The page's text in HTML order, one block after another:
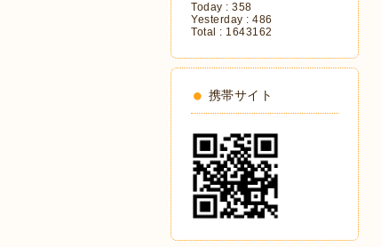
Today : 358
Yesterday : 486
Total : 1643162
携帯サイト